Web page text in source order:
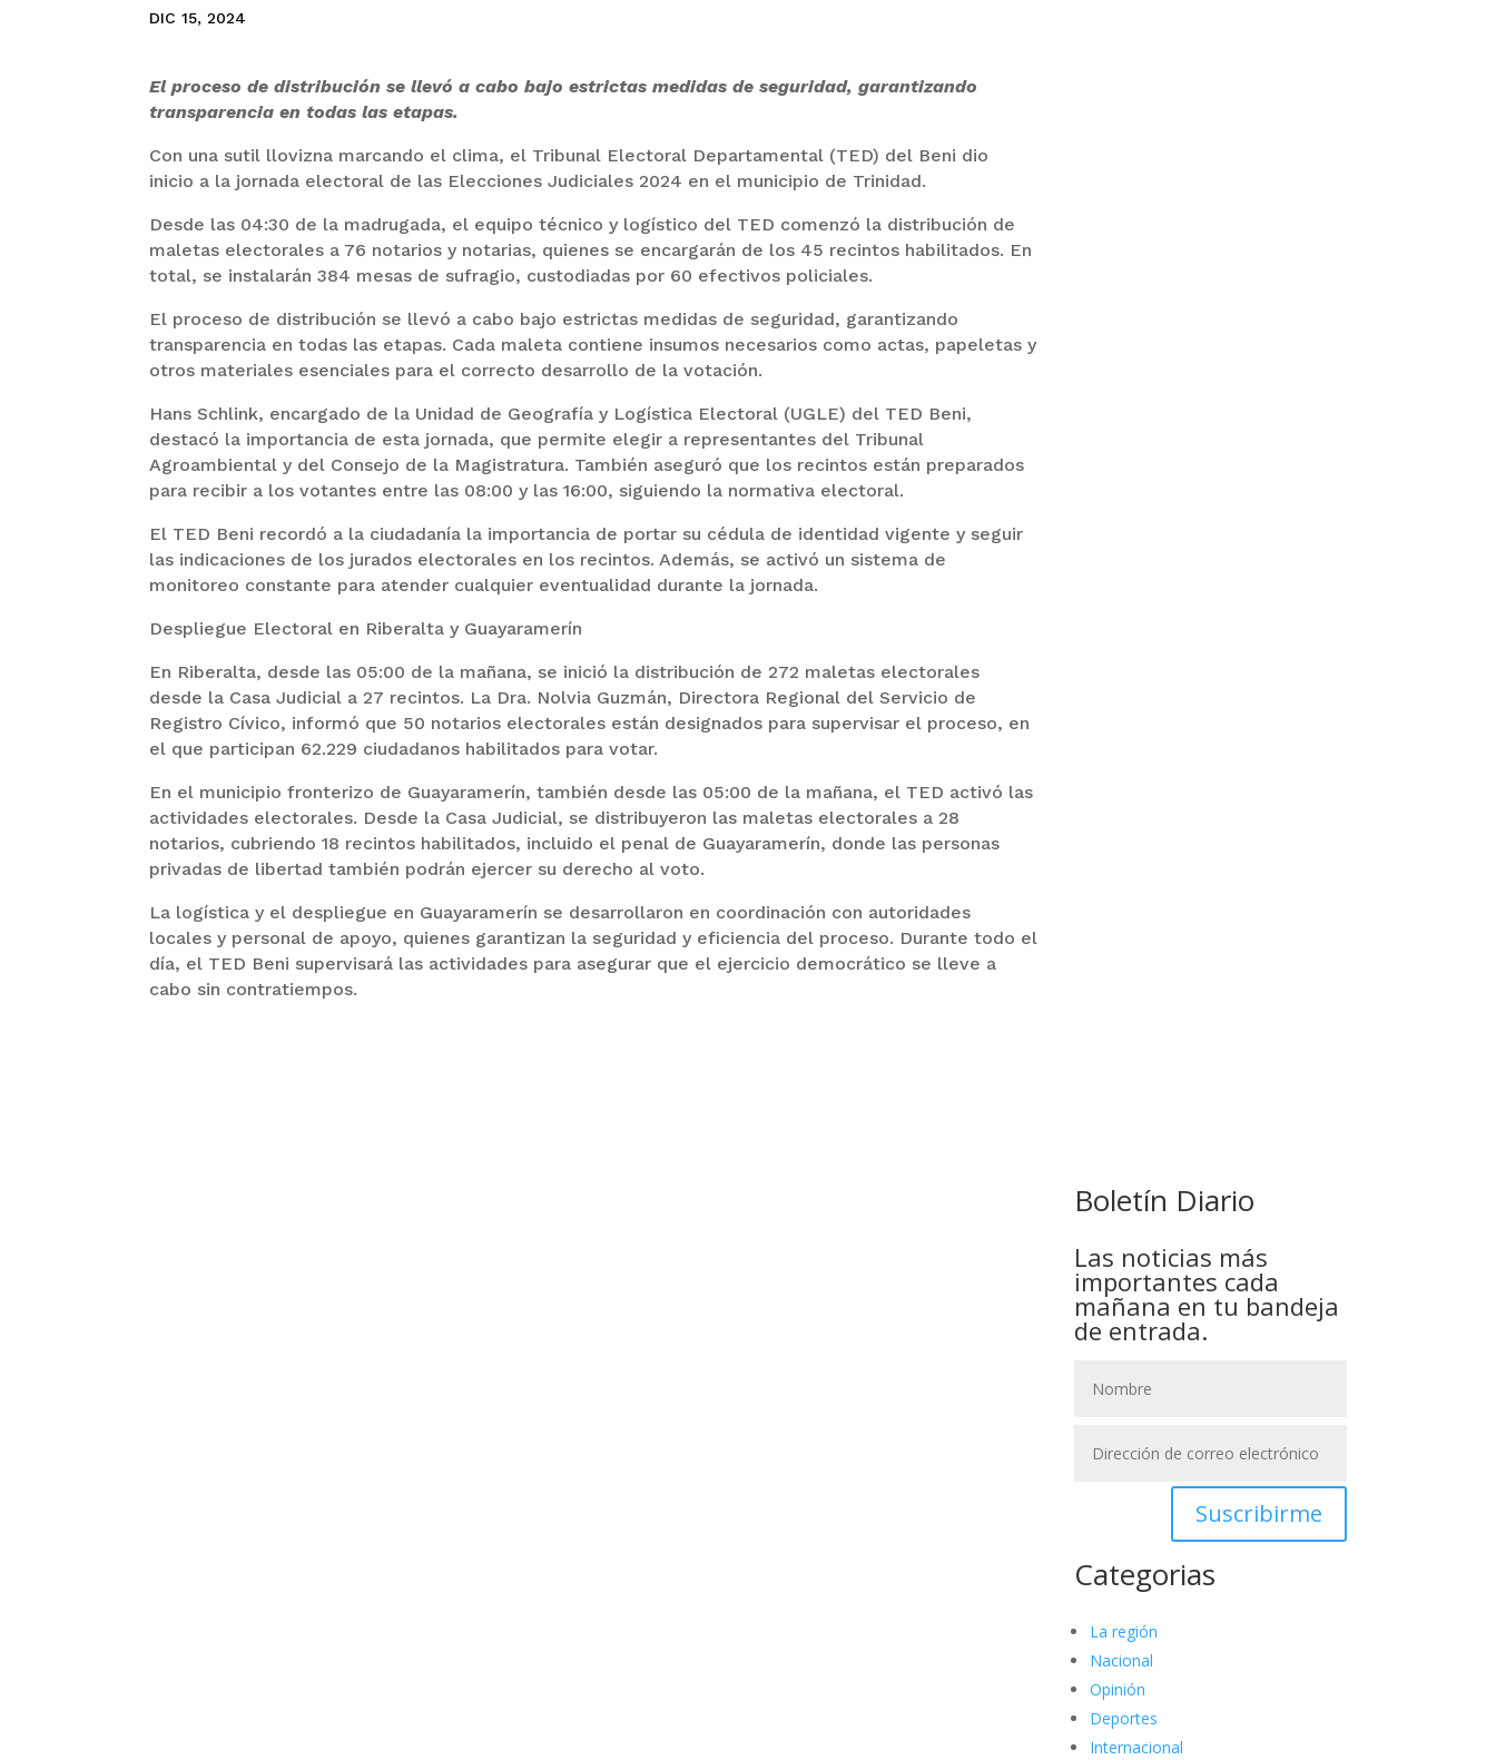
DIC 15, 2024
El proceso de distribución se llevó a cabo bajo estrictas medidas de seguridad, garantizando
transparencia en todas las etapas.
Con una sutil llovizna marcando el clima, el Tribunal Electoral Departamental (TED) del Beni dio
inicio a la jornada electoral de las Elecciones Judiciales 2024 en el municipio de Trinidad.
Desde las 04:30 de la madrugada, el equipo técnico y logístico del TED comenzó la distribución de
maletas electorales a 76 notarios y notarias, quienes se encargarán de los 45 recintos habilitados. En
total, se instalarán 384 mesas de sufragio, custodiadas por 60 efectivos policiales.
El proceso de distribución se llevó a cabo bajo estrictas medidas de seguridad, garantizando
transparencia en todas las etapas. Cada maleta contiene insumos necesarios como actas, papeletas y
otros materiales esenciales para el correcto desarrollo de la votación.
Hans Schlink, encargado de la Unidad de Geografía y Logística Electoral (UGLE) del TED Beni,
destacó la importancia de esta jornada, que permite elegir a representantes del Tribunal
Agroambiental y del Consejo de la Magistratura. También aseguró que los recintos están preparados
para recibir a los votantes entre las 08:00 y las 16:00, siguiendo la normativa electoral.
El TED Beni recordó a la ciudadanía la importancia de portar su cédula de identidad vigente y seguir
las indicaciones de los jurados electorales en los recintos. Además, se activó un sistema de
monitoreo constante para atender cualquier eventualidad durante la jornada.
Despliegue Electoral en Riberalta y Guayaramerín
En Riberalta, desde las 05:00 de la mañana, se inició la distribución de 272 maletas electorales
desde la Casa Judicial a 27 recintos. La Dra. Nolvia Guzmán, Directora Regional del Servicio de
Registro Cívico, informó que 50 notarios electorales están designados para supervisar el proceso, en
el que participan 62.229 ciudadanos habilitados para votar.
En el municipio fronterizo de Guayaramerín, también desde las 05:00 de la mañana, el TED activó las
actividades electorales. Desde la Casa Judicial, se distribuyeron las maletas electorales a 28
notarios, cubriendo 18 recintos habilitados, incluido el penal de Guayaramerín, donde las personas
privadas de libertad también podrán ejercer su derecho al voto.
La logística y el despliegue en Guayaramerín se desarrollaron en coordinación con autoridades
locales y personal de apoyo, quienes garantizan la seguridad y eficiencia del proceso. Durante todo el
día, el TED Beni supervisará las actividades para asegurar que el ejercicio democrático se lleve a
cabo sin contratiempos.
Boletín Diario
Las noticias más
importantes cada
mañana en tu bandeja
de entrada.
Suscribirme
Categorias
La región
Nacional
Opinión
Deportes
Internacional